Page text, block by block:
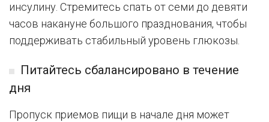
инсулину. Стремитесь спать от семи до девяти
часов накануне большого празднования, чтобы
поддерживать стабильный уровень глюкозы.
Питайтесь сбалансировано в течение
дня
Пропуск приемов пищи в начале дня может